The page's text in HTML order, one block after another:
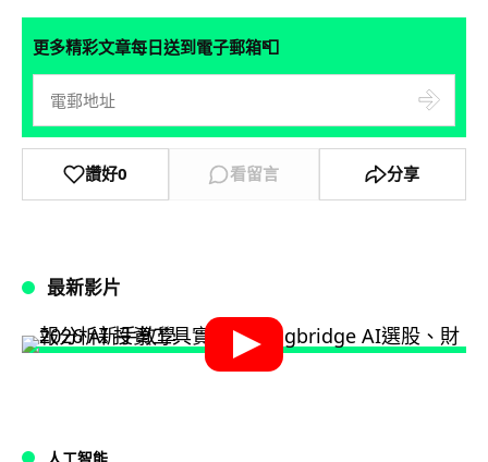
更多精彩文章每日送到電子郵箱📮
讚好0 看留言 分享
最新影片